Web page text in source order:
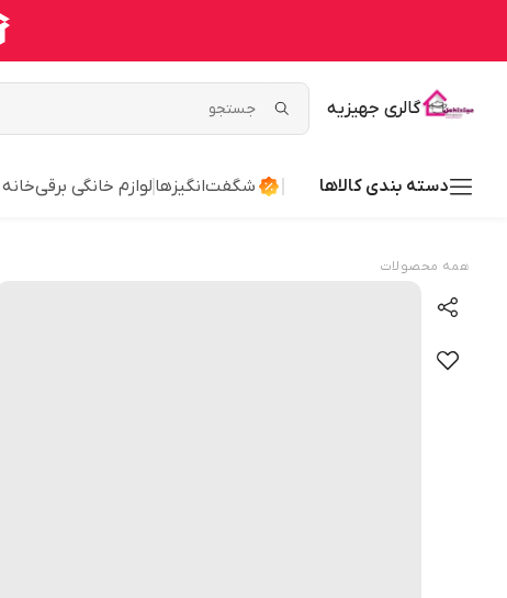
گالری جهیزیه
دسته بندی کالاها شگفت‌انگیزها لوازم خانگی برقی
همه محصولات